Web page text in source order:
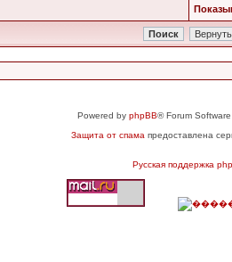
Powered by phpBB® Forum
Защита от спама предоставлена
Русская поддержка